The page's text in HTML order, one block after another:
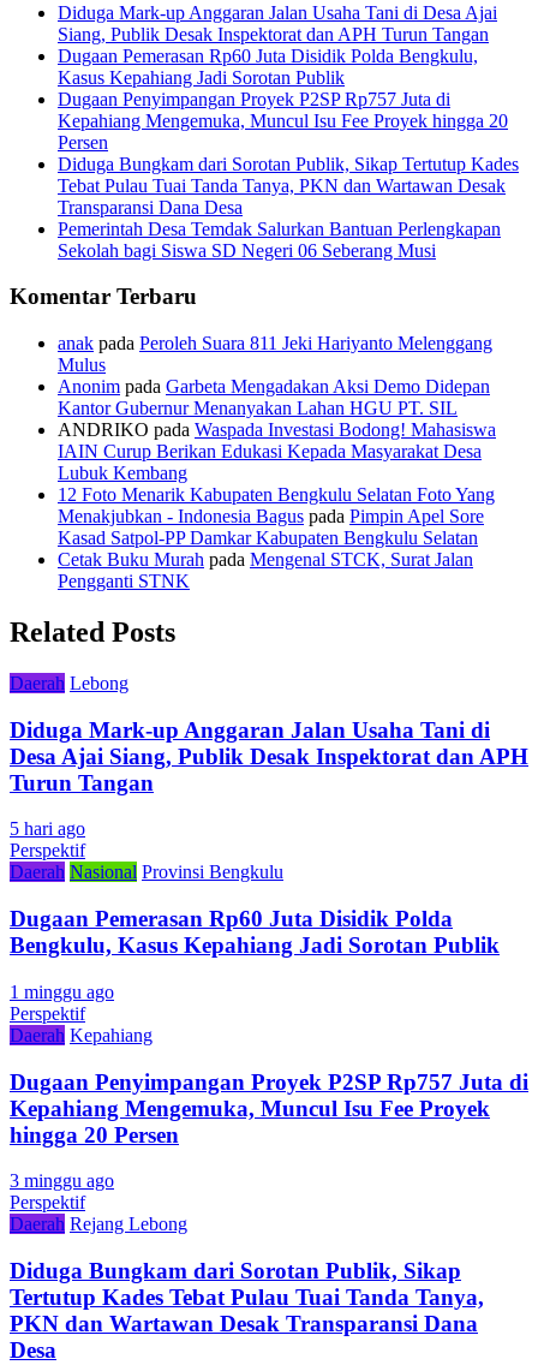
Diduga Mark-up Anggaran Jalan Usaha Tani di Desa Ajai
Siang, Publik Desak Inspektorat dan APH Turun Tangan
Dugaan Pemerasan Rp60 Juta Disidik Polda Bengkulu,
Kasus Kepahiang Jadi Sorotan Publik
Dugaan Penyimpangan Proyek P2SP Rp757 Juta di
Kepahiang Mengemuka, Muncul Isu Fee Proyek hingga 20
Persen
Diduga Bungkam dari Sorotan Publik, Sikap Tertutup Kades
Tebat Pulau Tuai Tanda Tanya, PKN dan Wartawan Desak
Transparansi Dana Desa
Pemerintah Desa Temdak Salurkan Bantuan Perlengkapan
Sekolah bagi Siswa SD Negeri 06 Seberang Musi
Komentar Terbaru
anak pada Peroleh Suara 811 Jeki Hariyanto Melenggang
Mulus
Anonim pada Garbeta Mengadakan Aksi Demo Didepan
Kantor Gubernur Menanyakan Lahan HGU PT. SIL
ANDRIKO pada Waspada Investasi Bodong! Mahasiswa
IAIN Curup Berikan Edukasi Kepada Masyarakat Desa
Lubuk Kembang
12 Foto Menarik Kabupaten Bengkulu Selatan Foto Yang
Menakjubkan - Indonesia Bagus pada Pimpin Apel Sore
Kasad Satpol-PP Damkar Kabupaten Bengkulu Selatan
Cetak Buku Murah pada Mengenal STCK, Surat Jalan
Pengganti STNK
Related Posts
Daerah Lebong
Diduga Mark-up Anggaran Jalan Usaha Tani di
Desa Ajai Siang, Publik Desak Inspektorat dan APH
Turun Tangan
5 hari ago
Perspektif
Daerah Nasional Provinsi Bengkulu
Dugaan Pemerasan Rp60 Juta Disidik Polda
Bengkulu, Kasus Kepahiang Jadi Sorotan Publik
1 minggu ago
Perspektif
Daerah Kepahiang
Dugaan Penyimpangan Proyek P2SP Rp757 Juta di
Kepahiang Mengemuka, Muncul Isu Fee Proyek
hingga 20 Persen
3 minggu ago
Perspektif
Daerah Rejang Lebong
Diduga Bungkam dari Sorotan Publik, Sikap
Tertutup Kades Tebat Pulau Tuai Tanda Tanya,
PKN dan Wartawan Desak Transparansi Dana
Desa